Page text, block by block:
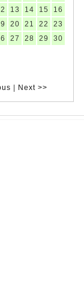
Next >>
13 14 15
16
20 21 22
23
27 28 29
30